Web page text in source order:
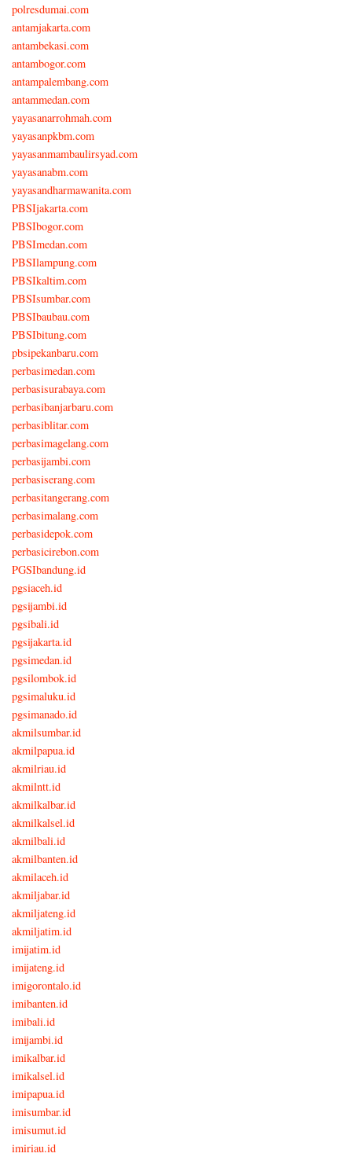
polresdumai.com
antamjakarta.com
antambekasi.com
antambogor.com
antampalembang.com
antammedan.com
yayasanarrohmah.com
yayasanpkbm.com
yayasanmambaulirsyad.com
yayasanabm.com
yayasandharmawanita.com
PBSIjakarta.com
PBSIbogor.com
PBSImedan.com
PBSIlampung.com
PBSIkaltim.com
PBSIsumbar.com
PBSIbaubau.com
PBSIbitung.com
pbsipekanbaru.com
perbasimedan.com
perbasisurabaya.com
perbasibanjarbaru.com
perbasiblitar.com
perbasimagelang.com
perbasijambi.com
perbasiserang.com
perbasitangerang.com
perbasimalang.com
perbasidepok.com
perbasicirebon.com
PGSIbandung.id
pgsiaceh.id
pgsijambi.id
pgsibali.id
pgsijakarta.id
pgsimedan.id
pgsilombok.id
pgsimaluku.id
pgsimanado.id
akmilsumbar.id
akmilpapua.id
akmilriau.id
akmilntt.id
akmilkalbar.id
akmilkalsel.id
akmilbali.id
akmilbanten.id
akmilaceh.id
akmiljabar.id
akmiljateng.id
akmiljatim.id
imijatim.id
imijateng.id
imigorontalo.id
imibanten.id
imibali.id
imijambi.id
imikalbar.id
imikalsel.id
imipapua.id
imisumbar.id
imisumut.id
imiriau.id